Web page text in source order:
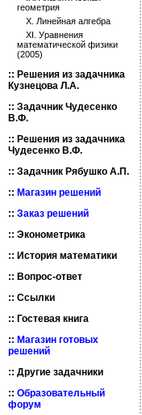
геометрия
X. Линейная алгебра
XI. Уравнения
математической физики
(2005)
:: Решения из задачника
Кузнецова Л.А.
:: Задачник Чудесенко
В.Ф.
:: Решения из задачника
Чудесенко В.Ф.
:: Задачник Рябушко А.П.
:: Магазин решений
:: Заказ решений
:: Эконометрика
:: История математики
:: Вопрос-ответ
:: Ссылки
:: Гостевая книга
:: Магазин готовых
решений
:: Другие задачники
:: Образовательный
форум